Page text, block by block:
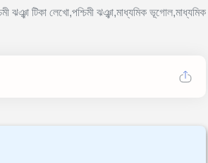
ঝঞ্ঝা টিকা লেখো,পশ্চিমী ঝঞ্ঝা,মাধ্যমিক ভূগোল,মাধ্যমিক